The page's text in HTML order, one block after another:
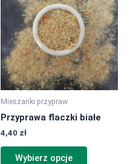
Mieszanki przypraw
Przyprawa flaczki białe
4,40 zł
Wybierz opcje
ma
wiele
wariantów.
Opcje
można
wybrać